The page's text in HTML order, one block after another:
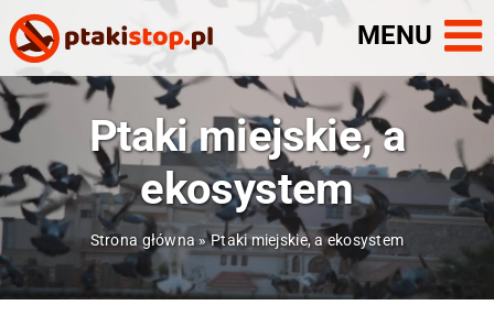
Skip
to
content
Ptaki miejskie, a
ekosystem
Strona główna »Ptaki miejskie, a ekosystem